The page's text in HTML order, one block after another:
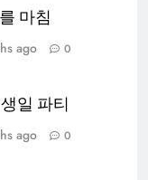
마침
ago 0
일 파티
ago 0